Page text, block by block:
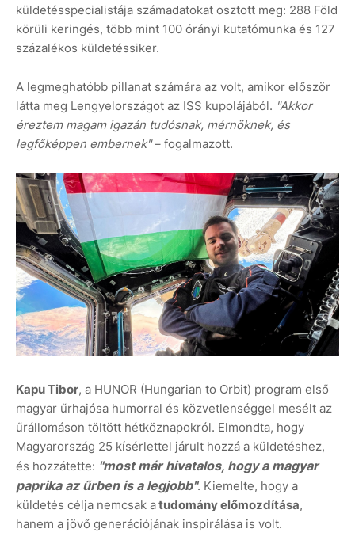
küldetésspecialistája számadatokat osztott meg: 288 Föld
körüli keringés, több mint 100 órányi kutatómunka és 127
százalékos küldetéssiker.
A legmeghatóbb pillanat számára az volt, amikor először
látta meg Lengyelországot az ISS kupolájából. "Akkor
éreztem magam igazán tudósnak, mérnöknek, és
legfőképpen embernek"– fogalmazott.
Kapu Tibor, a HUNOR (Hungarian to Orbit) program első
magyar űrhajósa humorral és közvetlenséggel mesélt az
űrállomáson töltött hétköznapokról. Elmondta, hogy
Magyarország 25 kísérlettel járult hozzá a küldetéshez,
és hozzátette: "most már hivatalos, hogy a magyar
paprika az űrben is a legjobb". Kiemelte, hogy a
küldetés célja nemcsak atudomány előmozdítása,
hanem a jövő generációjának inspirálása is volt.